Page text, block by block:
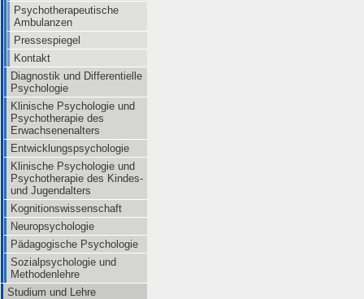
Psychotherapeutische
Ambulanzen
Pressespiegel
Kontakt
Diagnostik und Differentielle
Psychologie
Klinische Psychologie und
Psychotherapie des
Erwachsenenalters
Entwicklungspsychologie
Klinische Psychologie und
Psychotherapie des Kindes-
und Jugendalters
Kognitionswissenschaft
Neuropsychologie
Pädagogische Psychologie
Sozialpsychologie und
Methodenlehre
Studium und Lehre